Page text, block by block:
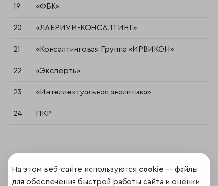
19 «ФБК»
20 «ЛАБРИУМ-КОНСАЛТИНГ»
21 «Консалтинговая Группа «ИРВИКОН»
22 «Экспертъ»
23 «Интеллектуальная аналитика»
24 ПКР
Поделиться
На этом веб-сайте используются cookie — файлы
для обеспечения быстрой работы сайта и оценки